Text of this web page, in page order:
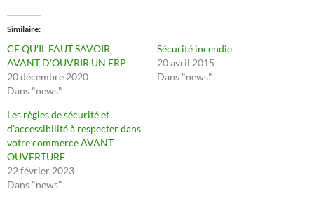
Similaire
CE QU’IL FAUT SAVOIR
AVANT D’OUVRIR UN ERP
20 décembre 2020
Dans "news"
Sécurité incendie
20 avril 2015
Dans "news"
Les règles de sécurité et
d’accessibilité à respecter dans
votre commerce AVANT
OUVERTURE
22 février 2023
Dans "news"